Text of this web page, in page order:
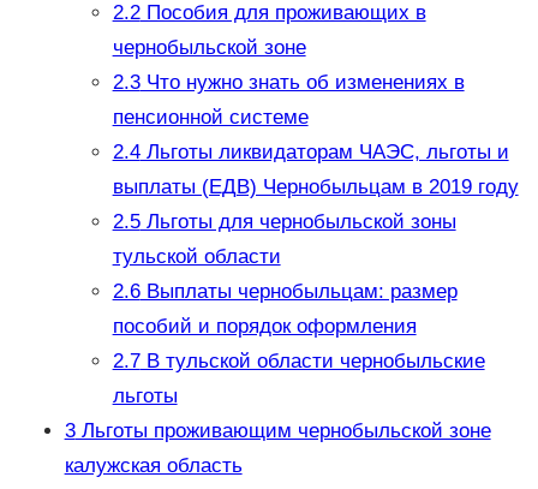
2.2Пособия для проживающих в
чернобыльской зоне
2.3Что нужно знать об изменениях в
пенсионной системе
2.4Льготы ликвидаторам ЧАЭС, льготы и
выплаты (ЕДВ) Чернобыльцам в 2019 году
2.5Льготы для чернобыльской зоны
тульской области
2.6Выплаты чернобыльцам: размер
пособий и порядок оформления
2.7В тульской области чернобыльские
льготы
3Льготы проживающим чернобыльской зоне
калужская область